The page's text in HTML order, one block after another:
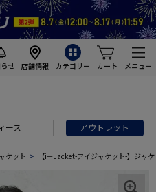
せ 店舗情報 カテゴリー カート メニュー
ース アウトレット
ケット 【i－Jacket-アイジャケット-】ジャ